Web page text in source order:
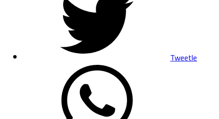
Tweetle